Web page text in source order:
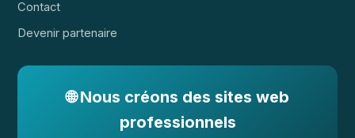
Contact
Devenir partenaire
🌐 Nous créons des sites web
professionnels